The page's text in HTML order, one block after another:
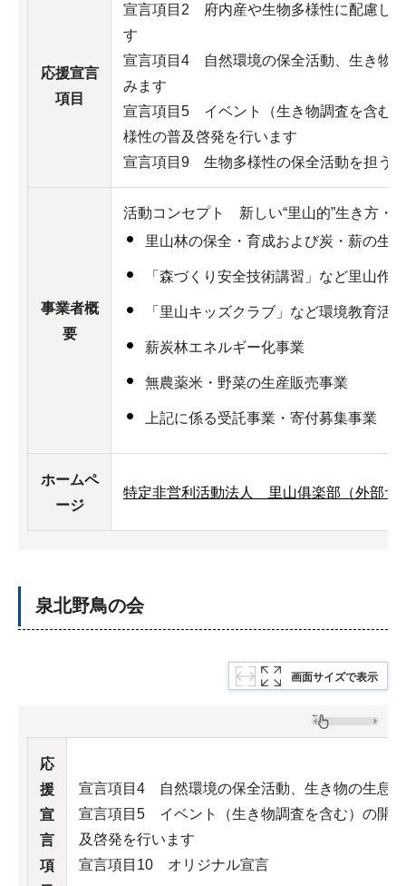
応援宣言
項目
宣言項目2 府内産や生物多様性に配慮し
す
宣言項目4 自然環境の保全活動、生き物
みます
宣言項目5 イベント（生き物調査を含む
様性の普及啓発を行います
宣言項目9 生物多様性の保全活動を担う
事業者概
要
活動コンセプト 新しい“里山的”生き方・
里山林の保全・育成および炭・薪の生
「森づくり安全技術講習」など里山作
「里山キッズクラブ」など環境教育活動
薪炭林エネルギー化事業
無農薬米・野菜の生産販売事業
上記に係る受託事業・寄付募集事業
ホームペ
ージ
特定非営利活動法人 里山俱楽部（外部サ
泉北野鳥の会
画面サイズで表示
応
援
宣
言
項
宣言項目4 自然環境の保全活動、生き物の生息
宣言項目5 イベント（生き物調査を含む）の開
及啓発を行います
宣言項目10 オリジナル宣言